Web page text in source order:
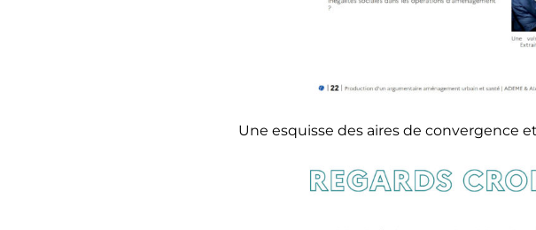
Une esquisse des aires de convergence